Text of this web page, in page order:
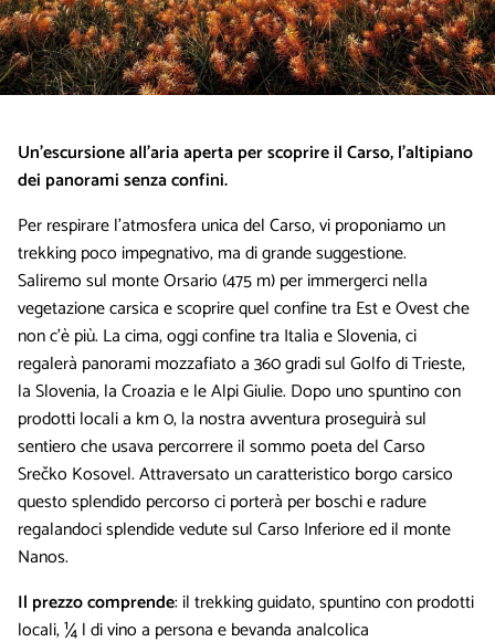
Un’escursione all’aria aperta per scoprire il Carso, l'altipiano
dei panorami senza confini.
Per respirare l’atmosfera unica del Carso, vi proponiamo un
trekking poco impegnativo, ma di grande suggestione.
Saliremo sul monte Orsario (475 m) per immergerci nella
vegetazione carsica e scoprire quel confine tra Est e Ovest che
non c’è più. La cima, oggi confine tra Italia e Slovenia, ci
regalerà panorami mozzafiato a 360 gradi sul Golfo di Trieste,
la Slovenia, la Croazia e le Alpi Giulie. Dopo uno spuntino con
prodotti locali a km 0, la nostra avventura proseguirà sul
sentiero che usava percorrere il sommo poeta del Carso
Srečko Kosovel. Attraversato un caratteristico borgo carsico
questo splendido percorso ci porterà per boschi e radure
regalandoci splendide vedute sul Carso Inferiore ed il monte
Nanos.
Il prezzo comprende: il trekking guidato, spuntino con prodotti
locali, ¼ l di vino a persona e bevanda analcolica